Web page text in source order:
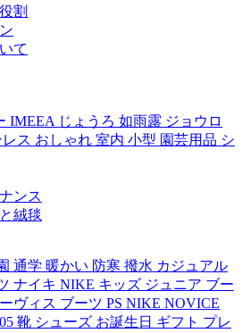
割
て
IMEEA じょうろ 如雨露 ジョウロ
レス おしゃれ 室内 小型 園芸用品 シ
ンス
絨毯
通学 暖かい 防寒 撥水 カジュアル
ナイキ NIKE キッズ ジュニア ブー
ヴィス ブーツ PS NIKE NOVICE
靴 シューズ お誕生日 ギフト プレ